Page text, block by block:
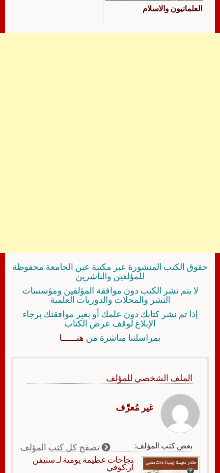
العلمانيون والاسلام
حقوق الكتب المنشورة عبر مكتبة عين الجامعة محفوظة
للمؤلفين والناشرين
لا يتم نشر الكتب دون موافقة المؤلفين ومؤسسات
النشر والمجلات والدوريات العلمية
إذا تم نشر كتابك دون علمك أو بغير موافقتك برجاء
الإبلاغ لوقف عرض الكتاب
بمراسلتنا مباشرة من هنــــــا
الملف الشخصي للمؤلف
غير مُعرَّف
بعض كتب المؤلف: تصفح كل كتب المؤلف
نجاحات عظيمة يومية لـ ستيفن
آر.كوفي